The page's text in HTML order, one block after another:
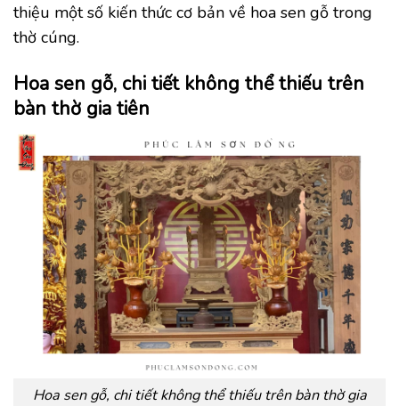
thiệu một số kiến thức cơ bản về hoa sen gỗ trong
thờ cúng.
Hoa sen gỗ, chi tiết không thể thiếu trên
bàn thờ gia tiên
Hoa sen gỗ, chi tiết không thể thiếu trên bàn thờ gia